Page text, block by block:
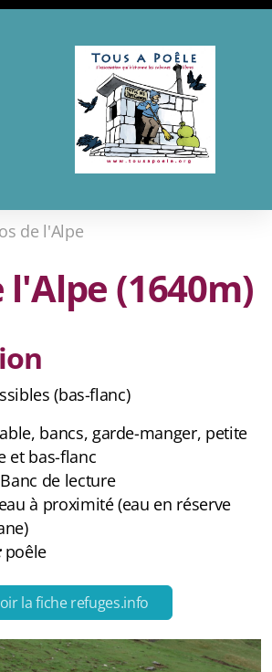
de l'Alpe
l'Alpe (1640m)
(bas-flanc)
bancs, garde-manger, petite
et bas-flanc
Banc de lecture
à proximité (eau en réserve
poêle
la fiche refuges.info